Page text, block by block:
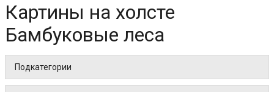
Картины на холсте
Бамбуковые леса
Подкатегории